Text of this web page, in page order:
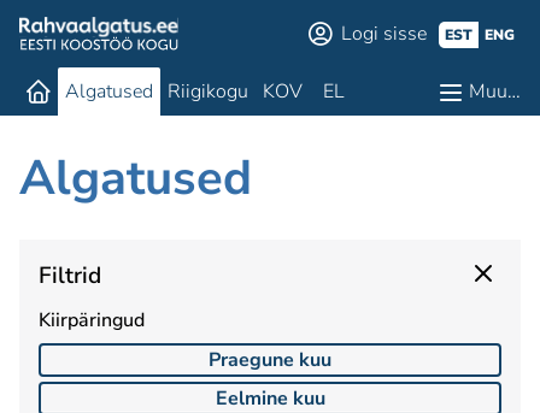
Logi sisse EST ENG
Algatused Riigikogu KOV EL Muu…
Algatused
Filtrid
Kiirpäringud
Praegune kuu
Eelmine kuu